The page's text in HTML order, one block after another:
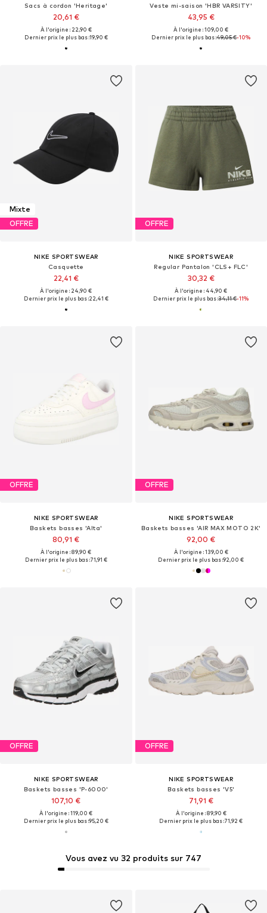
Sacs à cordon 'Heritage'
20,61 €
À l'origine : 22,90 €
Dernier prix le plus bas :19,90 €
Veste mi-saison 'HBR VARSITY'
43,95 €
À l'origine : 109,00 €
Dernier prix le plus bas :49,05 €-10%
Mixte
OFFRE
NIKE SPORTSWEAR
Casquette
22,41 €
À l'origine : 24,90 €
Dernier prix le plus bas :22,41 €
OFFRE
NIKE SPORTSWEAR
Regular Pantalon 'CLS+ FLC'
30,32 €
À l'origine : 44,90 €
Dernier prix le plus bas :34,11 €-11%
Vous avez vu 32 produits sur 747
OFFRE
NIKE SPORTSWEAR
Baskets basses 'Alta'
80,91 €
À l'origine : 89,90 €
Dernier prix le plus bas :71,91 €
OFFRE
NIKE SPORTSWEAR
Baskets basses 'AIR MAX MOTO 2K'
92,00 €
À l'origine : 139,00 €
Dernier prix le plus bas :92,00 €
OFFRE
NIKE SPORTSWEAR
Baskets basses 'P-6000'
107,10 €
À l'origine : 119,00 €
Dernier prix le plus bas :95,20 €
OFFRE
NIKE SPORTSWEAR
Baskets basses 'V5'
71,91 €
À l'origine : 89,90 €
Dernier prix le plus bas :71,92 €